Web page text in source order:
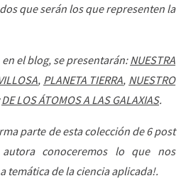
que serán los que representen la
el blog, se presentarán: NUESTRA
, PLANETA TIERRA, NUESTRO
DE LOS ÁTOMOS A LAS GALAXIAS.
parte de esta colección de 6 post
conoceremos lo que nos
temática de la ciencia aplicada!.